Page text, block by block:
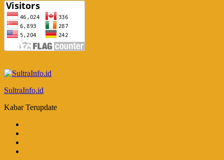
SultraInfo.id
Kabar Terupdate